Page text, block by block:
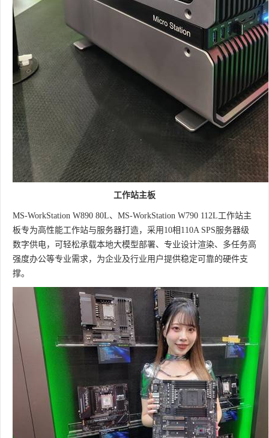
工作站主板
MS-WorkStation W890 80L、MS-WorkStation W790 112L工作站主
板专为高性能工作站与服务器打造，采用10相110A SPS服务器级
数字供电，可轻松承载本地大模型部署、专业设计渲染、多任务高
强度办公等专业需求，为企业及行业用户提供稳定可靠的硬件支
撑。